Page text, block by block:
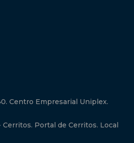
Centro Empresarial Uniplex.
Cerritos. Portal de Cerritos. Local